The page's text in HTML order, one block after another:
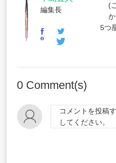
編集長
(
5つ
0 Comment(s)
コメントを投稿
してください。